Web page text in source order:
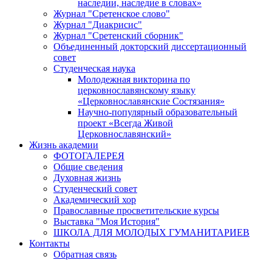
наследии, наследие в словах»
Журнал "Сретенское слово"
Журнал "Диакрисис"
Журнал "Сретенский сборник"
Объединенный докторский диссертационный
совет
Студенческая наука
Молодежная викторина по
церковнославянскому языку
«Церковнославянские Состязания»
Научно-популярный образовательный
проект «Всегда Живой
Церковнославянский»
Жизнь академии
ФОТОГАЛЕРЕЯ
Общие сведения
Духовная жизнь
Студенческий совет
Академический хор
Православные просветительские курсы
Выставка "Моя История"
ШКОЛА ДЛЯ МОЛОДЫХ ГУМАНИТАРИЕВ
Контакты
Обратная связь